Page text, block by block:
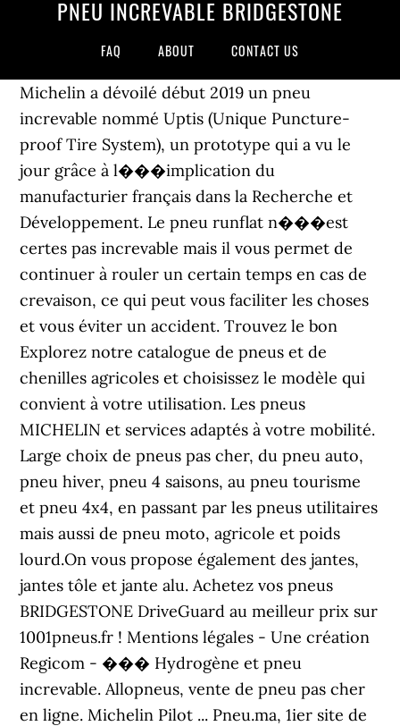
PNEU INCREVABLE BRIDGESTONE
FAQ ABOUT CONTACT US
Michelin a dévoilé début 2019 un pneu
increvable nommé Uptis (Unique Puncture-
proof Tire System), un prototype qui a vu le
jour grâce à l���implication du
manufacturier français dans la Recherche et
Développement. Le pneu runflat n���est
certes pas increvable mais il vous permet de
continuer à rouler un certain temps en cas de
crevaison, ce qui peut vous faciliter les choses
et vous éviter un accident. Trouvez le bon
Explorez notre catalogue de pneus et de
chenilles agricoles et choisissez le modèle qui
convient à votre utilisation. Les pneus
MICHELIN et services adaptés à votre mobilité.
Large choix de pneus pas cher, du pneu auto,
pneu hiver, pneu 4 saisons, au pneu tourisme
et pneu 4x4, en passant par les pneus utilitaires
mais aussi de pneu moto, agricole et poids
lourd.On vous propose également des jantes,
jantes tôle et jante alu. Achetez vos pneus
BRIDGESTONE DriveGuard au meilleur prix sur
1001pneus.fr ! Mentions légales - Une création
Regicom - ��� Hydrogène et pneu
increvable. Allopneus, vente de pneu pas cher
en ligne. Michelin Pilot ... Pneu.ma, 1ier site de